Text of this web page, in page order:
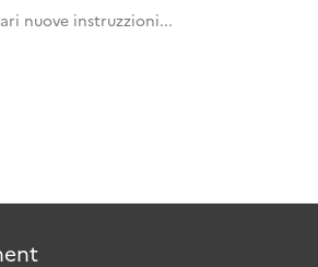
nuove instruzzioni...